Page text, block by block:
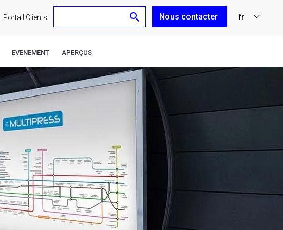
Portail Clients Nous contacter fr
EVENEMENT APERÇUS